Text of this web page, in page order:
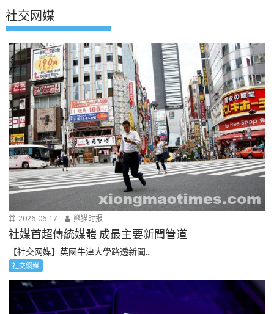
社交网媒
2026-06-17 熊猫时报
社媒首超傳統媒體 成最主要新聞管道
【社交网媒】英國牛津大學路透新聞...
社交網媒